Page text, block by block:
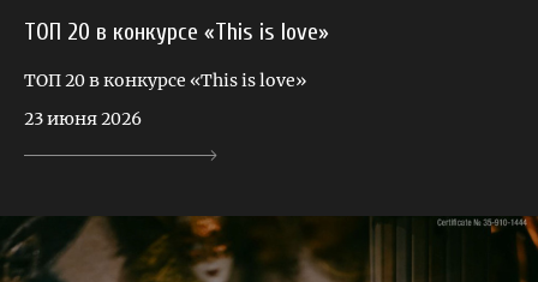
ТОП 20 в конкурсе «This is love»
ТОП 20 в конкурсе «This is love»
23 июня 2026